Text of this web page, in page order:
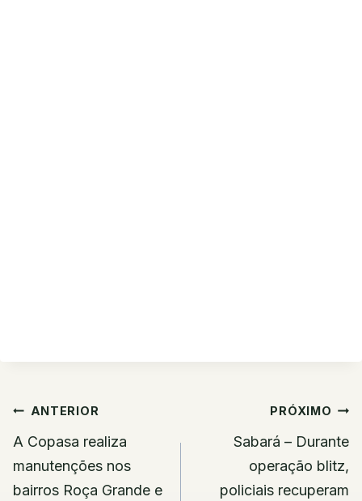
Navegação
de
Post
ANTERIOR
A Copasa realiza
manutenções nos
bairros Roça Grande e
PRÓXIMO
Sabará – Durante
operação blitz,
policiais recuperam